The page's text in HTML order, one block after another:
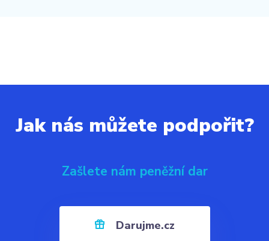
Jak nás můžete podpořit?
Zašlete nám peněžní dar
Darujme.cz